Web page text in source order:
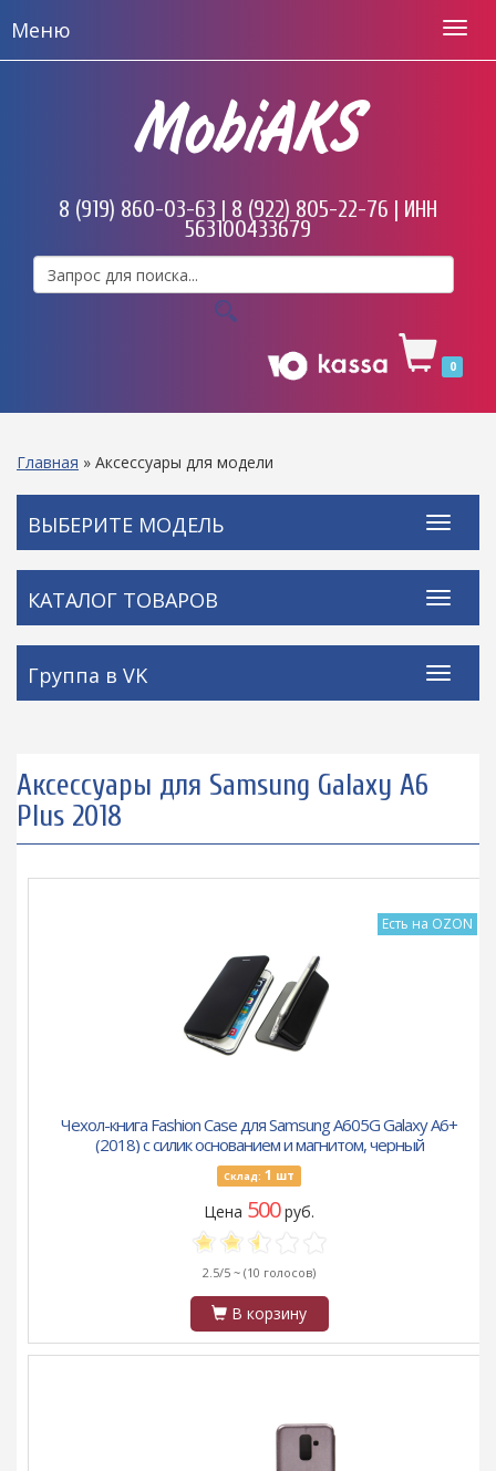
Меню
MobiAKS
8 (919) 860-03-63 | 8 (922) 805-22-76 | ИНН
563100433679
0
Главная » Аксессуары для модели
ВЫБЕРИТЕ МОДЕЛЬ
КАТАЛОГ ТОВАРОВ
Группа в VK
Аксессуары для Samsung Galaxy A6
Plus 2018
Есть на OZON
Чехол-книга Fashion Case для Samsung A605G Galaxy A6+
(2018) с силик основанием и магнитом, черный
Склад: 1 шт
Цена 500руб.
2.5/5 ~ (10 голосов)
В корзину